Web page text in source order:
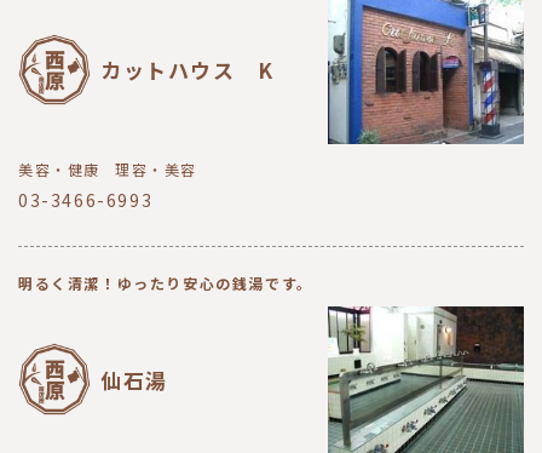
カットハウス K
美容・健康 理容・美容
03-3466-6993
明るく清潔！ゆったり安心の銭湯です。
仙石湯